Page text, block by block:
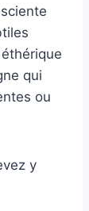
qui
ou
y